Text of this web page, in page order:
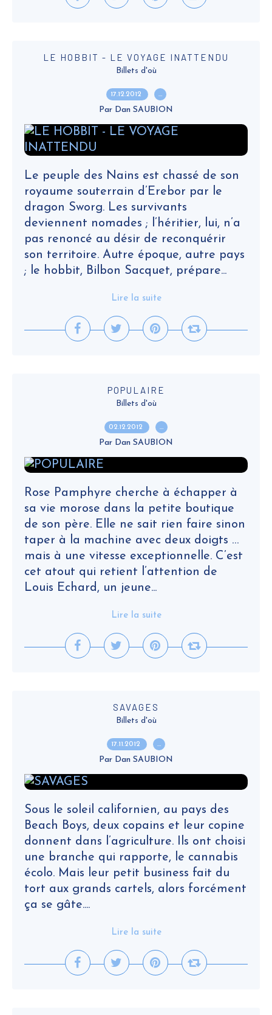
LE HOBBIT - LE VOYAGE INATTENDU
Billets d'où
17.12.2012 …
Par Dan SAUBION
Le peuple des Nains est chassé de son
royaume souterrain d’Erebor par le
dragon Sworg. Les survivants
deviennent nomades ; l’héritier, lui, n’a
pas renoncé au désir de reconquérir
son territoire. Autre époque, autre pays
; le hobbit, Bilbon Sacquet, prépare...
Lire la suite
POPULAIRE
Billets d'où
02.12.2012 …
Par Dan SAUBION
Rose Pamphyre cherche à échapper à
sa vie morose dans la petite boutique
de son père. Elle ne sait rien faire sinon
taper à la machine avec deux doigts …
mais à une vitesse exceptionnelle. C’est
cet atout qui retient l’attention de
Louis Echard, un jeune...
Lire la suite
SAVAGES
Billets d'où
17.11.2012 …
Par Dan SAUBION
Sous le soleil californien, au pays des
Beach Boys, deux copains et leur copine
donnent dans l’agriculture. Ils ont choisi
une branche qui rapporte, le cannabis
écolo. Mais leur petit business fait du
tort aux grands cartels, alors forcément
ça se gâte....
Lire la suite